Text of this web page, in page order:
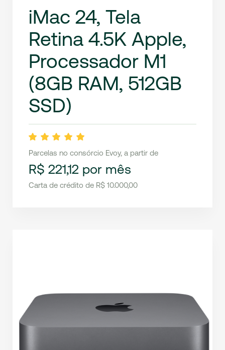
iMac 24, Tela
Retina 4.5K Apple,
Processador M1
(8GB RAM, 512GB
SSD)
Parcelas no consórcio Evoy, a partir de
R$ 221,12 por mês
Carta de crédito de R$ 10.000,00